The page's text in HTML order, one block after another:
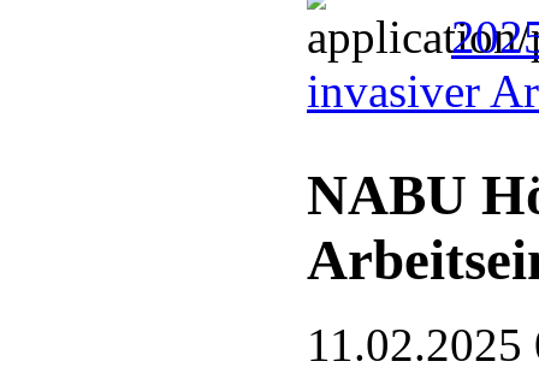
invasiver
NABU
11.02.2025